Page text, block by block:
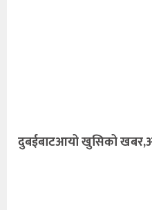
दुबईबाटआयो खुसिको